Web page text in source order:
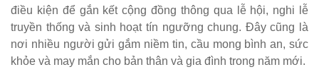
điều kiện để gắn kết cộng đồng thông qua lễ hội, nghi lễ
truyền thống và sinh hoạt tín ngưỡng chung. Đây cũng là
nơi nhiều người gửi gắm niềm tin, cầu mong bình an, sức
khỏe và may mắn cho bản thân và gia đình trong năm mới.